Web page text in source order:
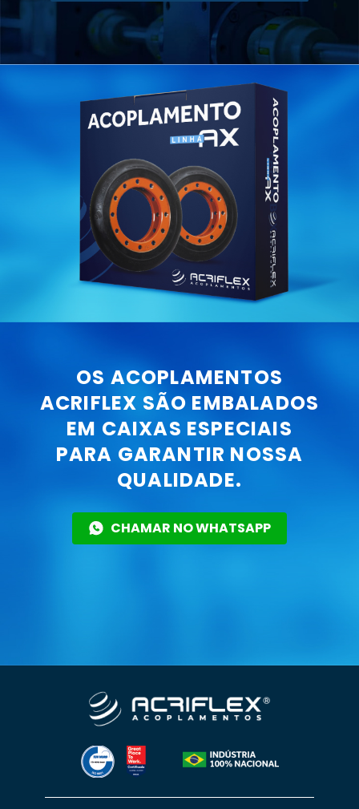
OS ACOPLAMENTOS
ACRIFLEX SÃO EMBALADOS
EM CAIXAS ESPECIAIS
PARA GARANTIR NOSSA
QUALIDADE.
CHAMAR NO WHATSAPP